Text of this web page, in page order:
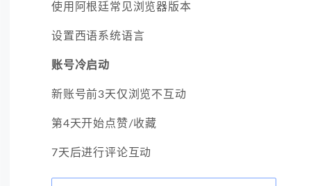
使用阿根廷常见浏览器版本
设置西语系统语言
账号冷启动
新账号前3天仅浏览不互动
第4天开始点赞/收藏
7天后进行评论互动